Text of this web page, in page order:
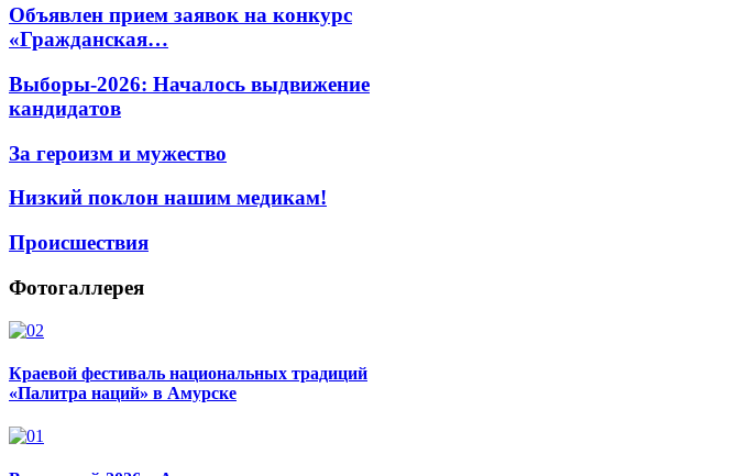
Объявлен прием заявок на конкурс
«Гражданская…
Выборы-2026: Началось выдвижение
кандидатов
За героизм и мужество
Низкий поклон нашим медикам!
Происшествия
Фотогаллерея
Краевой фестиваль национальных традиций
«Палитра наций» в Амурске